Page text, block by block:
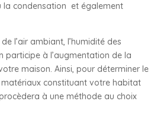
la condensation et également
l’air ambiant, l’humidité des
participe à l’augmentation de la
maison. Ainsi, pour déterminer le
constituant votre habitat
à une méthode au choix